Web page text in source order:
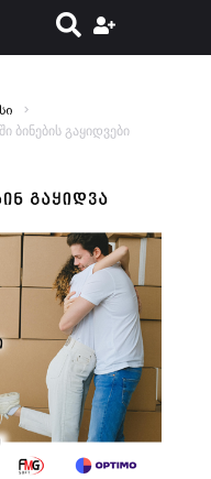
ბინების გაყიდვები